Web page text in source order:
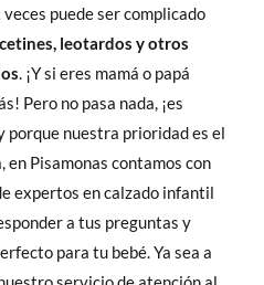
veces puede ser complicado
leotardos y otros
. ¡Y si eres mamá o papá
Pero no pasa nada, ¡es
nuestra prioridad es el
Pisamonas contamos con
expertos en calzado infantil
a tus preguntas y
para tu bebé. Ya sea a